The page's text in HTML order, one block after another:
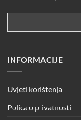
INFORMACIJE
Uvjeti korištenja
Polica o privatnosti